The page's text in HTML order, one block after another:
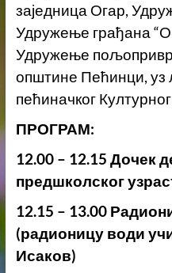
заједница Огар,
Удружење грађана
Удружење
општине Пећинци, уз
пећиначког
ПРОГРАМ:
12.00 – 12.15 Дочек
предшколског
12.15 – 13.00
(радионицу води
Исаков)